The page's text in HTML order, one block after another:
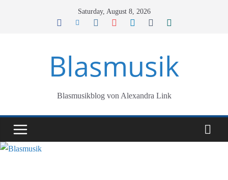
Saturday, August 8, 2026
Blasmusik
Blasmusikblog von Alexandra Link